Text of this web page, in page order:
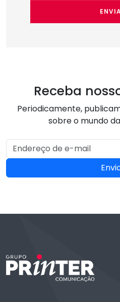
Receba
Periodicamente,
sobre o mundo